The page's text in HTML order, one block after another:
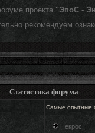
проекта "ЭпоС -
рекомендуем
Статистика форума
Самые опытные
Некрос